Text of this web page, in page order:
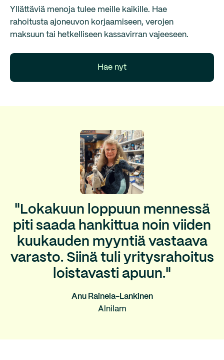
Yllättäviä menoja tulee meille kaikille. Hae
rahoitusta ajoneuvon korjaamiseen, verojen
maksuun tai hetkelliseen kassavirran vajeeseen.
Hae nyt
"Lokakuun loppuun mennessä
piti saada hankittua noin viiden
kuukauden myyntiä vastaava
varasto. Siinä tuli yritysrahoitus
loistavasti apuun."
Anu Rainela-Lankinen
Alnilam